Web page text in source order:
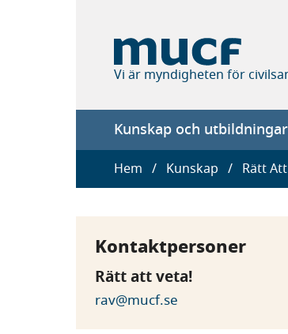
Vi är myndigheten för
Main
navigation
Kunskap och utbildningar
Länkstig
Hem Kunskap Rätt
Kontaktpersoner
Rätt att veta!
rav@mucf.se